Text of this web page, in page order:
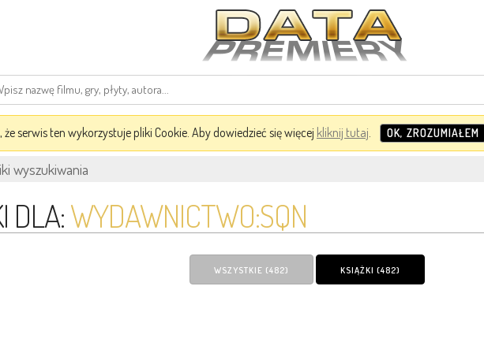
serwis ten wykorzystuje pliki Cookie. Aby dowiedzieć się więcej kliknij tutaj. OK, ZROZUMIAŁEM
wyszukiwania
DLA:WYDAWNICTWO:SQN
WSZYSTKIE (482) KSIĄŻKI (482)